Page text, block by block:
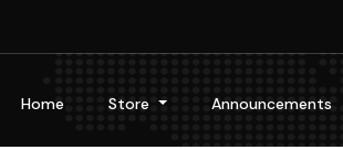
Home Store Announcements